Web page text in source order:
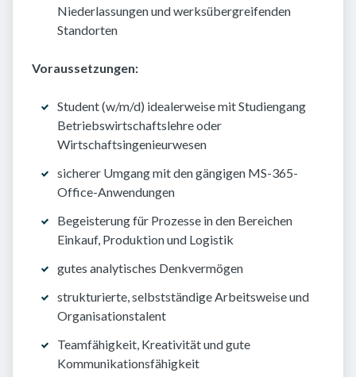
Niederlassungen und werksübergreifenden
Standorten
Voraussetzungen:
Student (w/m/d) idealerweise mit Studiengang
Betriebswirtschaftslehre oder
Wirtschaftsingenieurwesen
sicherer Umgang mit den gängigen MS-365-
Office-Anwendungen
Begeisterung für Prozesse in den Bereichen
Einkauf, Produktion und Logistik
gutes analytisches Denkvermögen
strukturierte, selbstständige Arbeitsweise und
Organisationstalent
Teamfähigkeit, Kreativität und gute
Kommunikationsfähigkeit